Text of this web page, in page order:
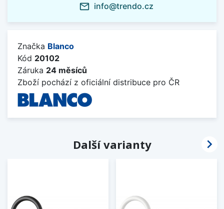
mail_outline info@trendo.cz
Značka Blanco
Kód 20102
Záruka 24 měsíců
Zboží pochází z oficiální distribuce pro ČR
Další varianty 